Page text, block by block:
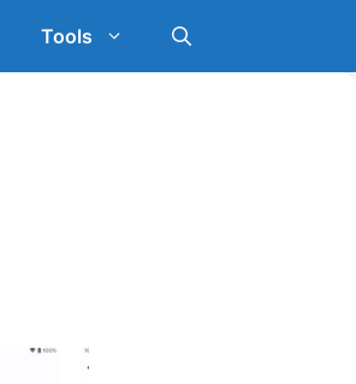
Tools